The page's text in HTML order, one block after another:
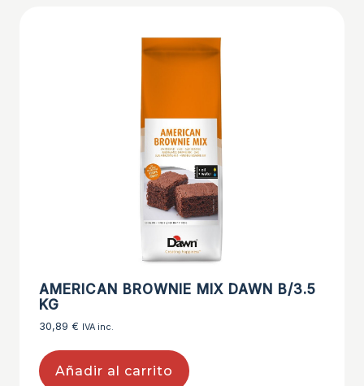
AMERICAN BROWNIE MIX DAWN B/3.5
KG
30,89 € IVA inc.
Añadir al carrito